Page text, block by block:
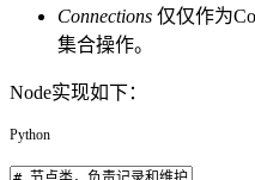
Connections 仅仅作为
集合操作。
Node实现如下：
Python